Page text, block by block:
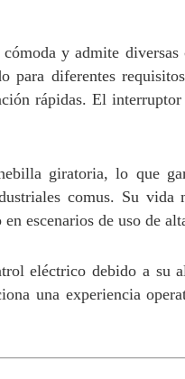
y admite diversas
para diferentes
rápidas. El
giratoria, lo que
comus. Su vida
escenarios de uso de
eléctrico debido a su
una experiencia